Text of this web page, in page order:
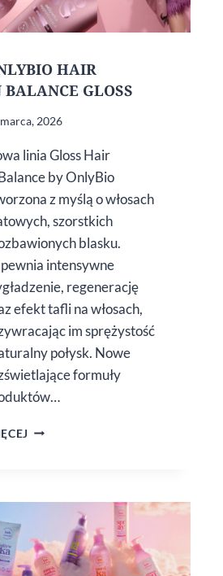
HAIR
BALANCE GLOSS
2026
linia Gloss Hair
by OnlyBio
z myślą o włosach
szorstkich
blasku.
intensywne
regenerację
efekt tafli na włosach,
im sprężystość
połysk. Nowe
formuły
ONLYBIO